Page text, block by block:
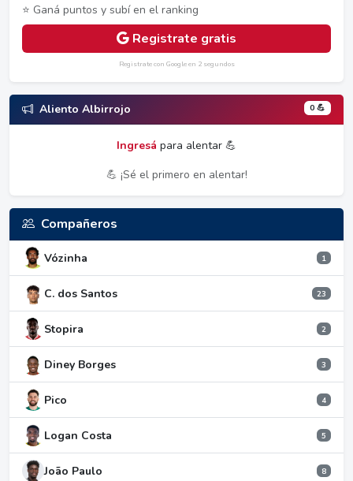
⭐ Ganá puntos y subí en el ranking
Registrate gratis
Registrate con Google en 2 segundos
Aliento Albirrojo 0 💪
Ingresá para alentar 💪
💪 ¡Sé el primero en alentar!
Compañeros
Vózinha 1
C. dos Santos 23
Stopira 2
Diney Borges 3
Pico 4
Logan Costa 5
João Paulo 8